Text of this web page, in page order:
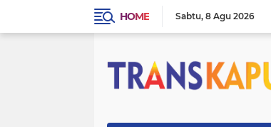
HOME Sabtu 8 Agu 2026